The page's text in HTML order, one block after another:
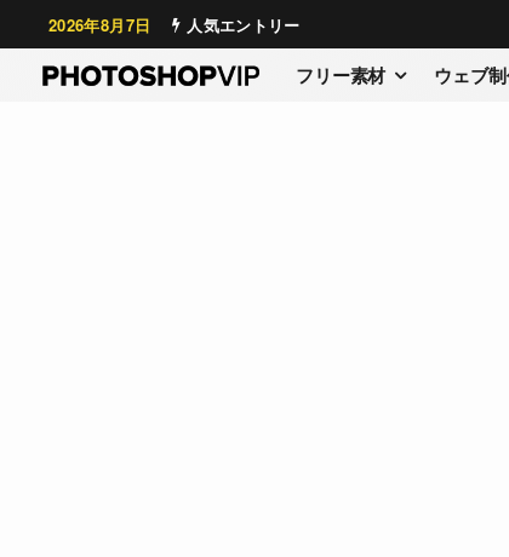
2026年8月7日 人気エントリー
フリー素材 ウェブ